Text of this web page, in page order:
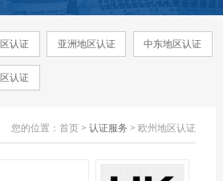
认证 亚洲地区认证 中东地区认证
认证
您的位置：首页 > 认证服务 > 欧州地区认证